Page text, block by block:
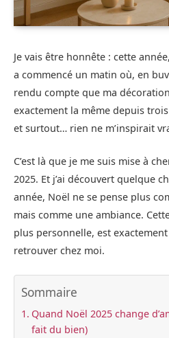
Je vais être honnête : cette
a commencé un matin où, en
rendu compte que ma
exactement la même depuis trois
et surtout… rien ne m’inspirait
C’est là que je me suis mise à
2025. Et j’ai découvert quelque
année, Noël ne se pense plus
mais comme une ambiance.
plus personnelle, est exactement
retrouver chez moi.
Sommaire
Quand Noël 2025 change
fait du bien)